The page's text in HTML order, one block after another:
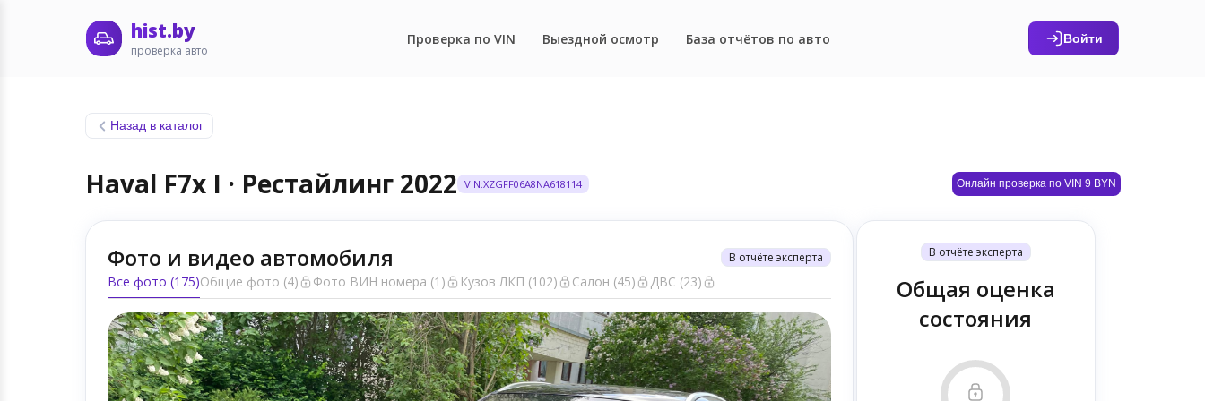
hist.by
проверка авто
Проверка по VIN Выездной осмотр База отчётов по авто Войти
Назад в каталог
Haval F7x I · Рестайлинг 2022 VIN:XZGFF06A8NA618114 Онлайн проверка по VIN 9 BYN
Фото и видео автомобиля В отчёте эксперта
Все фото (175)Общие фото (4) Фото ВИН номера (1) Кузов ЛКП (102) Салон (45) ДВС (23)
В отчёте эксперта
Общая оценка
состояния